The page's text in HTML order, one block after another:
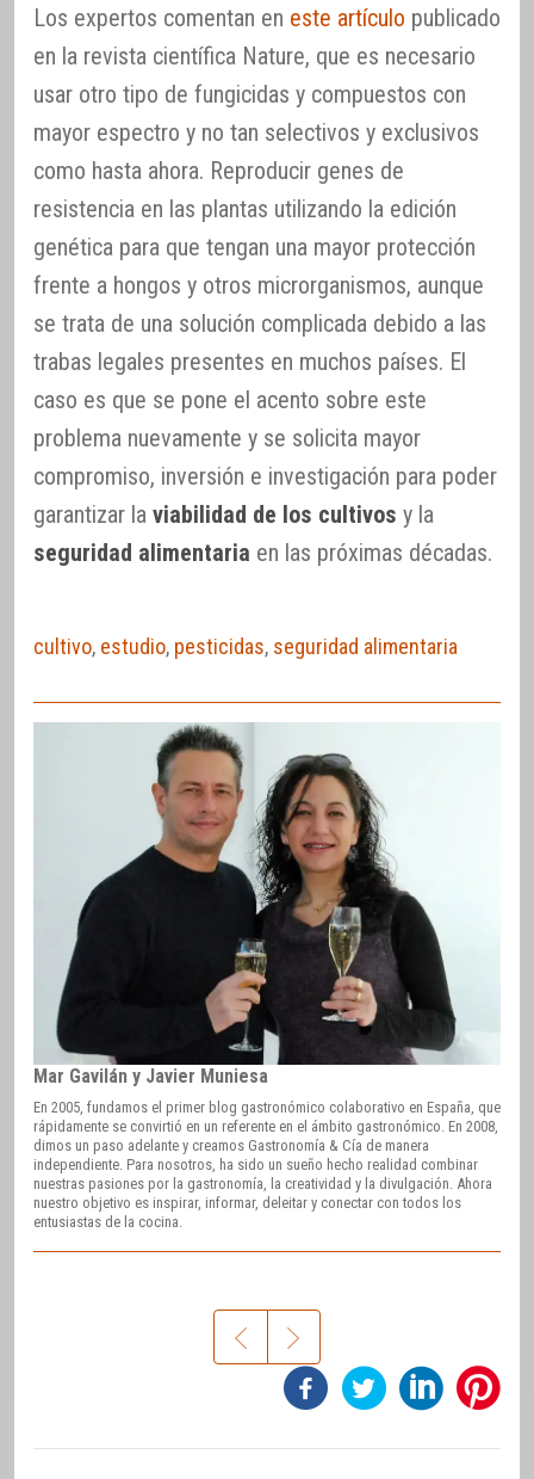
Los expertos comentan en este artículo publicado
en la revista científica Nature, que es necesario
usar otro tipo de fungicidas y compuestos con
mayor espectro y no tan selectivos y exclusivos
como hasta ahora. Reproducir genes de
resistencia en las plantas utilizando la edición
genética para que tengan una mayor protección
frente a hongos y otros microrganismos, aunque
se trata de una solución complicada debido a las
trabas legales presentes en muchos países. El
caso es que se pone el acento sobre este
problema nuevamente y se solicita mayor
compromiso, inversión e investigación para poder
garantizar la viabilidad de los cultivos y la
seguridad alimentaria en las próximas décadas.
cultivo, estudio, pesticidas, seguridad alimentaria
Mar Gavilán y Javier Muniesa
En 2005, fundamos el primer blog gastronómico colaborativo en España, que
rápidamente se convirtió en un referente en el ámbito gastronómico. En 2008,
dimos un paso adelante y creamos Gastronomía & Cía de manera
independiente. Para nosotros, ha sido un sueño hecho realidad combinar
nuestras pasiones por la gastronomía, la creatividad y la divulgación. Ahora
nuestro objetivo es inspirar, informar, deleitar y conectar con todos los
entusiastas de la cocina.